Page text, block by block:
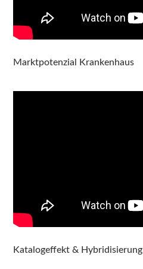
Marktpotenzial Krankenhaus
Katalogeffekt & Hybridisierung